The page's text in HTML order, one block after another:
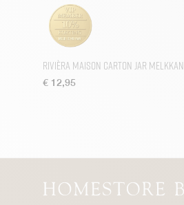
Rivièra Maison Carton Jar Melkkan
€ 12,95